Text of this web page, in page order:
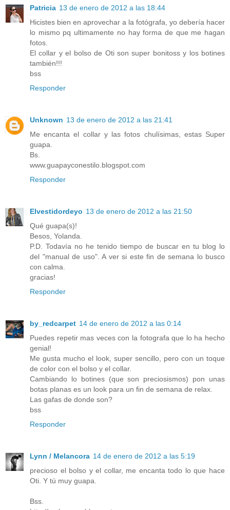
Patricia 13 de enero de 2012 a las 18:44
Hicistes bien en aprovechar a la fotógrafa, yo debería hacer
lo mismo pq ultimamente no hay forma de que me hagan
fotos.
El collar y el bolso de Oti son super bonitoss y los botines
también!!!
bss
Responder
Unknown 13 de enero de 2012 a las 21:41
Me encanta el collar y las fotos chulísimas, estas Super
guapa.
Bs.
www.guapayconestilo.blogspot.com
Responder
Elvestidordeyo 13 de enero de 2012 a las 21:50
Qué guapa(s)!
Besos, Yolanda.
P.D. Todavía no he tenido tiempo de buscar en tu blog lo
del "manual de uso". A ver si este fin de semana lo busco
con calma.
gracias!
Responder
by_redcarpet 14 de enero de 2012 a las 0:14
Puedes repetir mas veces con la fotografa que lo ha hecho
genial!
Me gusta mucho el look, super sencillo, pero con un toque
de color con el bolso y el collar.
Cambiando lo botines (que son preciosismos) pon unas
botas planas es un look para un fin de semana de relax.
Las gafas de donde son?
bss
Responder
Lynn / Melancora 14 de enero de 2012 a las 5:19
precioso el bolso y el collar, me encanta todo lo que hace
Oti. Y tú muy guapa.
Bss.